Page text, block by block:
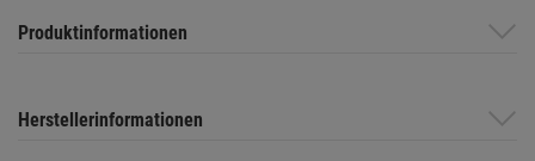
Produktinformationen
Herstellerinformationen